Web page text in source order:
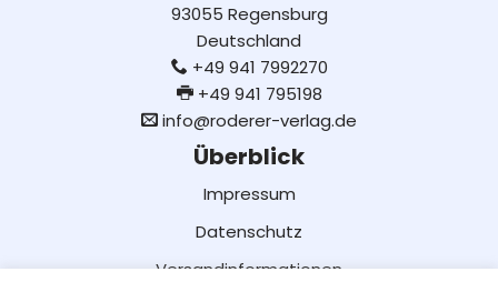
93055 Regensburg
Deutschland
+49 941 7992270
+49 941 795198
info@roderer-verlag.de
Überblick
Impressum
Datenschutz
Versandinformationen